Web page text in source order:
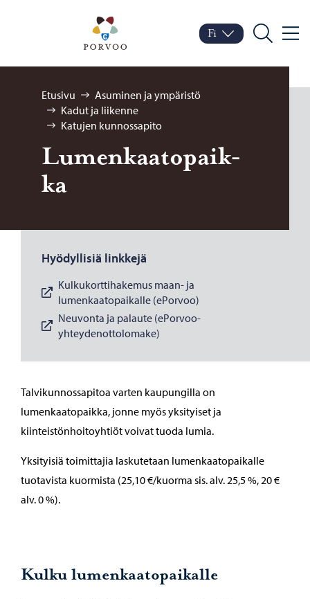
Porvoo – Siirry
Vaihda kieltä
Nykyinen kieli: Suomi
Fi
Hae
Selaa:
Etusivu
Asuminen ja ympäristö
Kadut ja liikenne
Katujen kunnossapito
Lu­men­kaa­to­paik­
ka
Hyödyllisiä linkkejä
Kulkukorttihakemus maan- ja
lumenkaatopaikalle (ePorvoo)
Neuvonta ja palaute (ePorvoo-
yhteydenottolomake)
Talvikunnossapitoa varten kaupungilla on
lumenkaatopaikka, jonne myös yksityiset ja
kiinteistönhoitoyhtiöt voivat tuoda lumia.
Yksityisiä toimittajia laskutetaan lumenkaatopaikalle
tuotavista kuormista (25,10 €/kuorma sis. alv. 25,5 %, 20 €
alv. 0 %).
Kulku lumenkaatopaikalle